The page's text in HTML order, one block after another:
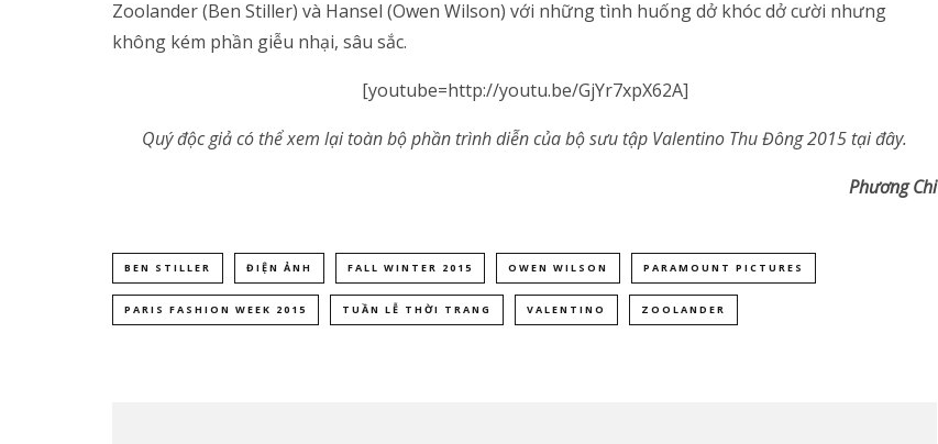
Zoolander (Ben Stiller) và Hansel (Owen Wilson) với những tình huống dở khóc dở cười nhưng
không kém phần giễu nhại, sâu sắc.
[youtube=http://youtu.be/GjYr7xpX62A]
Quý độc giả có thể xem lại toàn bộ phần trình diễn của bộ sưu tập Valentino Thu Đông 2015 tại đây.
Phương Chi
BEN STILLER ĐIỆN ẢNH FALL WINTER 2015 OWEN WILSON PARAMOUNT PICTURES
PARIS FASHION WEEK 2015 TUẦN LỄ THỜI TRANG VALENTINO ZOOLANDER